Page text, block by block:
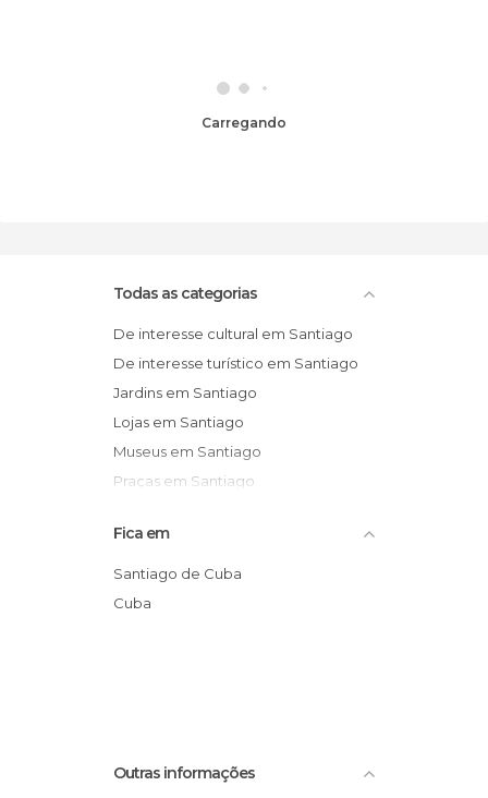
Carregando
Todas as categorias
De interesse cultural em Santiago
De interesse turístico em Santiago
Jardins em Santiago
Lojas em Santiago
Museus em Santiago
Praças em Santiago
Reservas Naturais em Santiago
Ruas em Santiago
Fica em
Santiago de Cuba
Cuba
Outras informações